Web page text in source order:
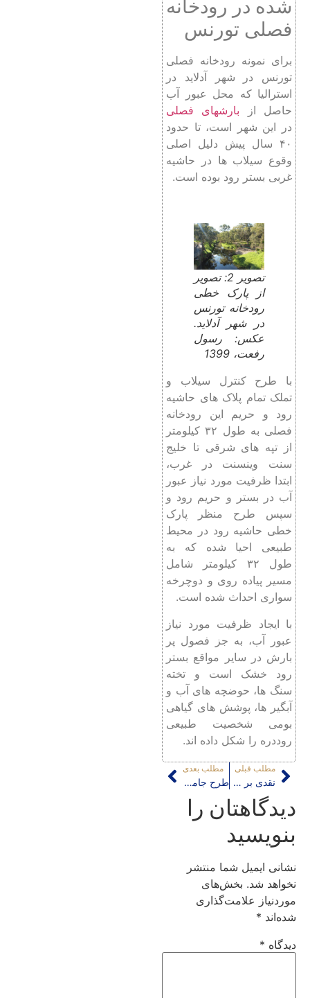
شده در رودخانه
فصلی تورنس
برای نمونه رودخانه فصلی
تورنس در شهر آدلاید در
استرالیا که محل عبور آب
حاصل از بارشهای فصلی
در این شهر است، تا حدود
۴۰ سال پیش دلیل اصلی
وقوع سیلاب ها در حاشیه
غربی بستر رود بوده است.
تصویر 2: تصویر
از پارک خطی
رودخانه تورنس
در شهر آدلاید.
عکس: رسول
رفعت، 1399
با طرح کنترل سیلاب و
تملک تمام پلاک های حاشیه
رود و حریم این رودخانه
فصلی به طول ۳۲ کیلومتر
از تپه های شرقی تا خلیج
سنت وینسنت در غرب،
ابتدا ظرفیت مورد نیاز عبور
آب در بستر و حریم رود و
سپس طرح منظر پارک
خطی حاشیه رود در محیط
طبیعی احیا شده که به
طول ۳۲ کیلومتر شامل
مسیر پیاده روی و دوچرخه
سواری احداث شده است.
با ایجاد ظرفیت مورد نیاز
عبور آب، به جز فصول پر
بارش در سایر مواقع بستر
رود خشک است و تخته
سنگ ها، حوضچه های آب و
آبگیر ها، پوشش های گیاهی
بومی شخصیت طبیعی
روددره را شکل داده اند.
مطلب قبلی
نقدی بر حصارکشی پیرامون تئاتر شهر؛ تکرار اشتباه
مطلب بعدی
طرح جامع مسکن ایران و عدم توجه به مسائل اصلی
دیدگاهتان را
بنویسید
نشانی ایمیل شما منتشر
نخواهد شد. بخش‌های
موردنیاز علامت‌گذاری
شده‌اند *
دیدگاه *